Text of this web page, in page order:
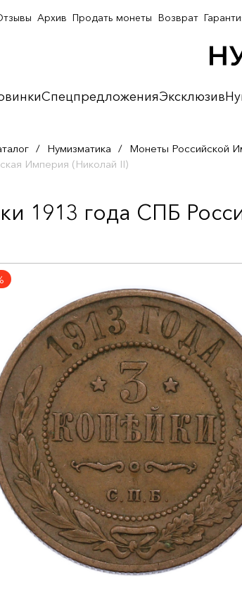
СпецпредложенияЭксклюзив
Архив Продать монеты Возврат
/ Нумизматика / Монеты Российской
Империя (Николай II)
1913 года СПБ